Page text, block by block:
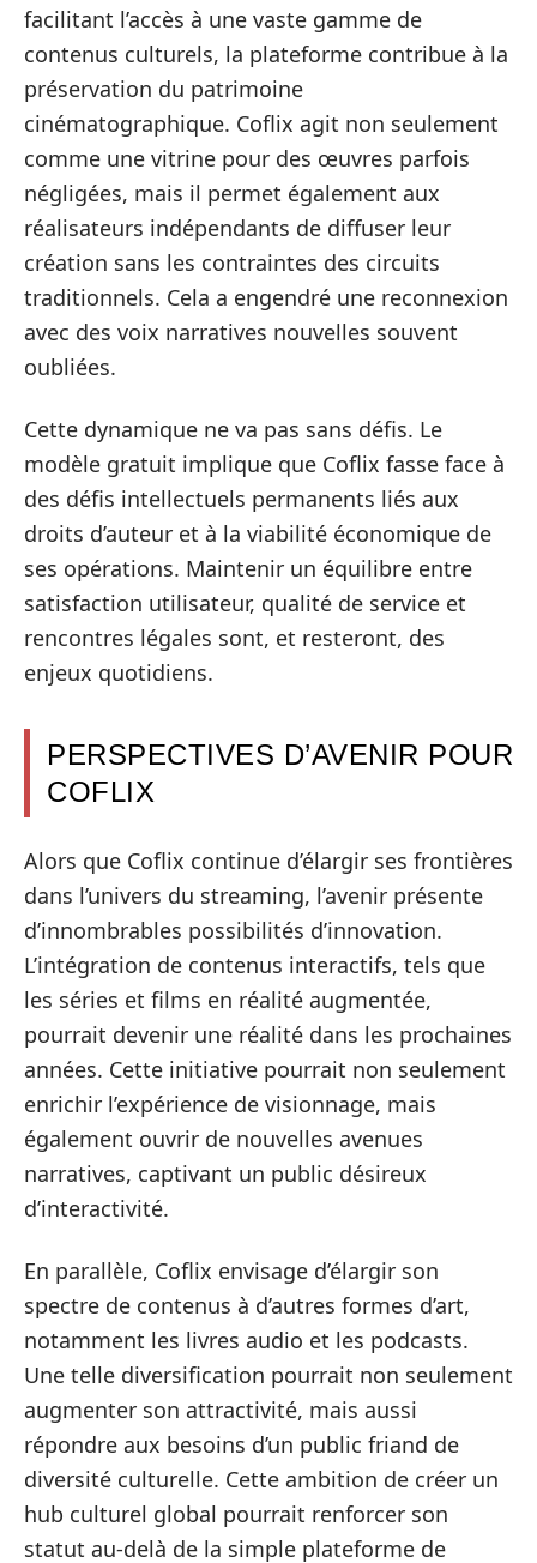
facilitant l’accès à une vaste gamme de
contenus culturels, la plateforme contribue à la
préservation du patrimoine
cinématographique. Coflix agit non seulement
comme une vitrine pour des œuvres parfois
négligées, mais il permet également aux
réalisateurs indépendants de diffuser leur
création sans les contraintes des circuits
traditionnels. Cela a engendré une reconnexion
avec des voix narratives nouvelles souvent
oubliées.
Cette dynamique ne va pas sans défis. Le
modèle gratuit implique que Coflix fasse face à
des défis intellectuels permanents liés aux
droits d’auteur et à la viabilité économique de
ses opérations. Maintenir un équilibre entre
satisfaction utilisateur, qualité de service et
rencontres légales sont, et resteront, des
enjeux quotidiens.
PERSPECTIVES D’AVENIR POUR
COFLIX
Alors que Coflix continue d’élargir ses frontières
dans l’univers du streaming, l’avenir présente
d’innombrables possibilités d’innovation.
L’intégration de contenus interactifs, tels que
les séries et films en réalité augmentée,
pourrait devenir une réalité dans les prochaines
années. Cette initiative pourrait non seulement
enrichir l’expérience de visionnage, mais
également ouvrir de nouvelles avenues
narratives, captivant un public désireux
d’interactivité.
En parallèle, Coflix envisage d’élargir son
spectre de contenus à d’autres formes d’art,
notamment les livres audio et les podcasts.
Une telle diversification pourrait non seulement
augmenter son attractivité, mais aussi
répondre aux besoins d’un public friand de
diversité culturelle. Cette ambition de créer un
hub culturel global pourrait renforcer son
statut au-delà de la simple plateforme de